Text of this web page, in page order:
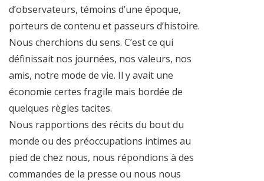
d’observateurs, témoins d’une époque,
porteurs de contenu et passeurs d’histoire.
Nous cherchions du sens. C’est ce qui
définissait nos journées, nos valeurs, nos
amis, notre mode de vie. Il y avait une
économie certes fragile mais bordée de
quelques règles tacites.
Nous rapportions des récits du bout du
monde ou des préoccupations intimes au
pied de chez nous, nous répondions à des
commandes de la presse ou nous nous